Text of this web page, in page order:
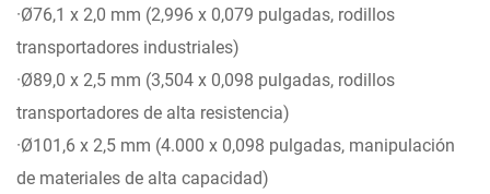
·Ø76,1 x 2,0 mm (2,996 x 0,079 pulgadas, rodillos
transportadores industriales)
·Ø89,0 x 2,5 mm (3,504 x 0,098 pulgadas, rodillos
transportadores de alta resistencia)
·Ø101,6 x 2,5 mm (4.000 x 0,098 pulgadas, manipulación
de materiales de alta capacidad)